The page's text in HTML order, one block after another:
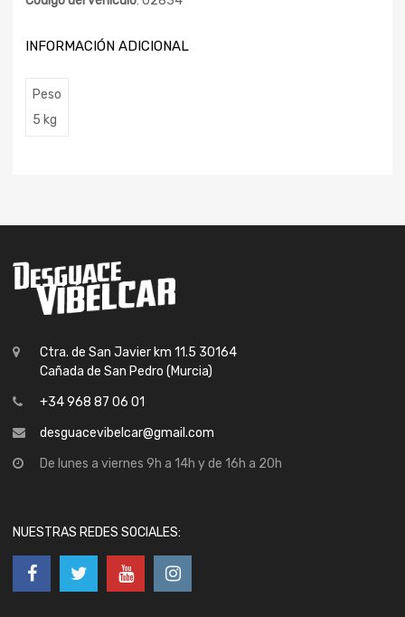
INFORMACIÓN ADICIONAL
Peso
5 kg
Ctra. de San Javier km 11.5 30164
Cañada de San Pedro (Murcia)
+34 968 87 06 01
desguacevibelcar@gmail.com
De lunes a viernes 9h a 14h y de 16h a 20h
NUESTRAS REDES SOCIALES: